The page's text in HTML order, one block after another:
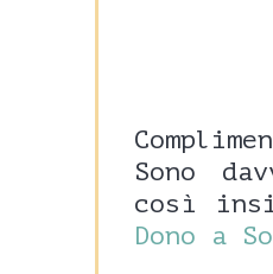
Sono
così
Dono a